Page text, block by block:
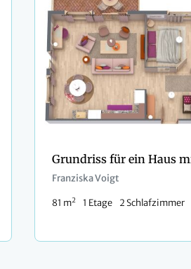
Franziska Voigt
81 m2 1 Etage 2 Schlafzimmer